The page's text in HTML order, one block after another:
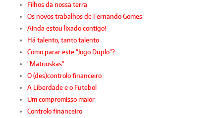
Filhos da nossa terra
Os novos trabalhos de Fernando Gomes
Ainda estou lixado contigo!
Há talento, tanto talento
Como parar este "Jogo Duplo"?
"Matrioskas"
O (des)controlo financeiro
A Liberdade e o Futebol
Um compromisso maior
Controlo financeiro